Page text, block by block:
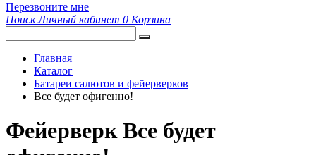
Перезвоните мне
Поиск Личный кабинет 0 Корзина
Главная
Каталог
Батареи салютов и фейерверков
Все будет офигенно!
Фейерверк Все будет